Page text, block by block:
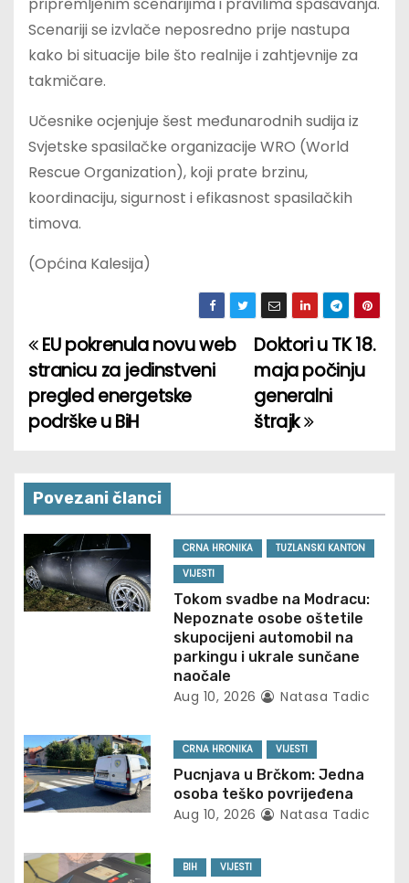
pripremljenim scenarijima i pravilima spašavanja.
Scenariji se izvlače neposredno prije nastupa
kako bi situacije bile što realnije i zahtjevnije za
takmičare.
Učesnike ocjenjuje šest međunarodnih sudija iz
Svjetske spasilačke organizacije WRO (World
Rescue Organization), koji prate brzinu,
koordinaciju, sigurnost i efikasnost spasilačkih
timova.
(Općina Kalesija)
P
o
s
n
a
v
i
t
i
o
n
Doktori u TK 18.
maja počinju
generalni
štrajk
EU pokrenula novu web
stranicu za jedinstveni
pregled energetske
podrške u BiH
Povezani članci
CRNA HRONIKA
TUZLANSKI KANTON
VIJESTI
Tokom svadbe na Modracu:
Nepoznate osobe oštetile
skupocijeni automobil na
parkingu i ukrale sunčane
naočale
Aug 10, 2026 Natasa Tadic
CRNA HRONIKA VIJESTI
Pucnjava u Brčkom: Jedna
osoba teško povrijeđena
Aug 10, 2026 Natasa Tadic
BIH VIJESTI